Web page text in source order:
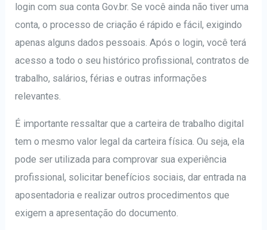
login com sua conta Gov.br. Se você ainda não tiver uma
conta, o processo de criação é rápido e fácil, exigindo
apenas alguns dados pessoais. Após o login, você terá
acesso a todo o seu histórico profissional, contratos de
trabalho, salários, férias e outras informações
relevantes.
É importante ressaltar que a carteira de trabalho digital
tem o mesmo valor legal da carteira física. Ou seja, ela
pode ser utilizada para comprovar sua experiência
profissional, solicitar benefícios sociais, dar entrada na
aposentadoria e realizar outros procedimentos que
exigem a apresentação do documento.